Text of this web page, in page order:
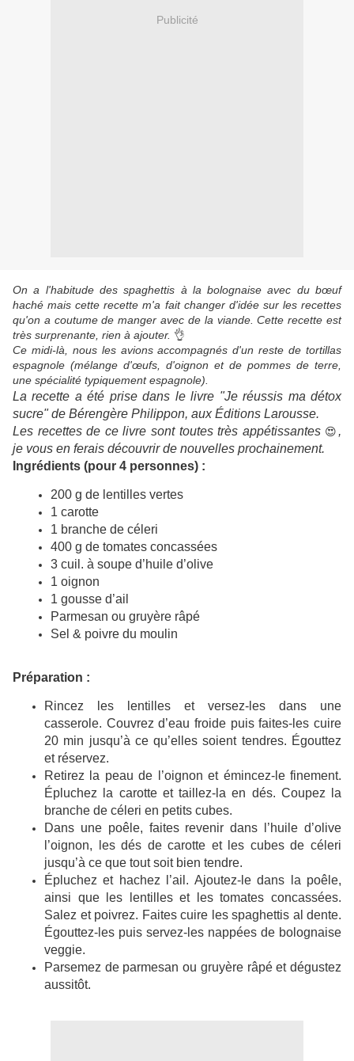
Publicité
On a l'habitude des spaghettis à la bolognaise avec du bœuf
haché mais cette recette m'a fait changer d'idée sur les recettes
qu'on a coutume de manger avec de la viande. Cette recette est
très surprenante, rien à ajouter. 👌
Ce midi-là, nous les avions accompagnés d'un reste de tortillas
espagnole (mélange d'œufs, d'oignon et de pommes de terre,
une spécialité typiquement espagnole).
La recette a été prise dans le livre "Je réussis ma détox
sucre" de Bérengère Philippon, aux Éditions Larousse.
Les recettes de ce livre sont toutes très appétissantes 😍 ,
je vous en ferais découvrir de nouvelles prochainement.
Ingrédients (pour 4 personnes) :
200 g de lentilles vertes
1 carotte
1 branche de céleri
400 g de tomates concassées
3 cuil. à soupe d’huile d’olive
1 oignon
1 gousse d’ail
Parmesan ou gruyère râpé
Sel & poivre du moulin
Préparation :
Rincez les lentilles et versez-les dans une
casserole. Couvrez d’eau froide puis faites-les cuire
20 min jusqu’à ce qu’elles soient tendres. Égouttez
et réservez.
Retirez la peau de l’oignon et émincez-le finement.
Épluchez la carotte et taillez-la en dés. Coupez la
branche de céleri en petits cubes.
Dans une poêle, faites revenir dans l’huile d’olive
l’oignon, les dés de carotte et les cubes de céleri
jusqu’à ce que tout soit bien tendre.
Épluchez et hachez l’ail. Ajoutez-le dans la poêle,
ainsi que les lentilles et les tomates concassées.
Salez et poivrez. Faites cuire les spaghettis al dente.
Égouttez-les puis servez-les nappées de bolognaise
veggie.
Parsemez de parmesan ou gruyère râpé et dégustez
aussitôt.